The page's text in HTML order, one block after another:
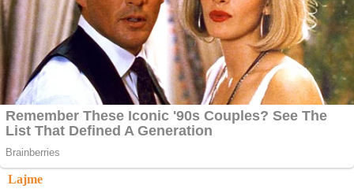
Lajme